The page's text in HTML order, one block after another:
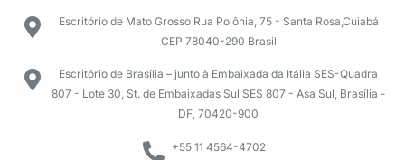
Escritório de Mato Grosso Rua Polônia, 75 - Santa Rosa,Cuiabá
CEP 78040-290 Brasil
Escritório de Brasília – junto à Embaixada da Itália SES-Quadra
807 - Lote 30, St. de Embaixadas Sul SES 807 - Asa Sul, Brasília -
DF, 70420-900
+55 11 4564-4702